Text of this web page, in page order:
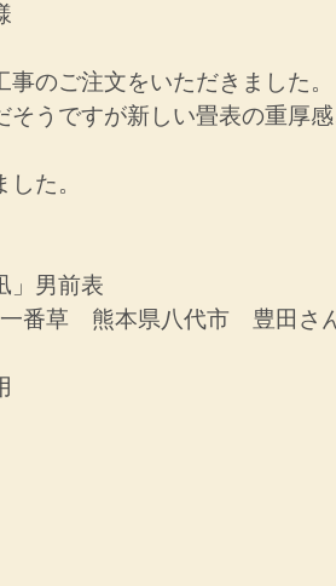
のご注文をいただきました。
そうですが新しい畳表の重厚
た。
」男前表
　熊本県八代市　豊田さ